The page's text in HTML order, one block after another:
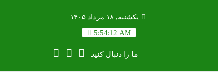
یکشنبه, ۱۸ مرداد ۱۴۰۵
5:54:13 AM
ما را دنبال کنید